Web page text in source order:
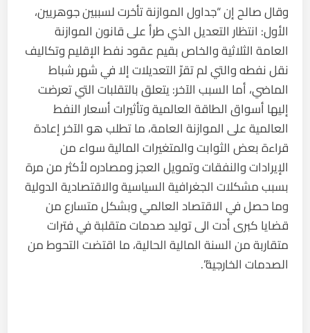
وقال صالح إن “جداول الموازنة تأخرت لسببين جوهريين،
الأول: انتظار التعديل الذي طرأ على قانون الموازنة
العامة الثلاثية والخاص بقيم عقود نفط الإقليم وتكاليف
نقل نفطه والتي لم تقرّ التعديلات إلا في شهر شباط
الماضي، أما السبب الآخر: يتعلق بالتقلبات التي تعرضت
إليها أسواق الطاقة العالمية وتأثيرات أسعار النفط
العالمية على الموازنة العامة، ما تطلب هو الآخر إعادة
قراءة بعض الثوابت والمتغيرات المالية سواء من
الإيرادات والنفقات وتمويل العجز ومصادره لأكثر من مرة
بسبب مشكلات الجغرافية السياسية والاقتصادية الدولية
وما حصل في الاقتصاد العالمي وبشكل متسارع من
قضايا كبرى أدت الى توليد صدمات متقلبة في فترات
متقاربة من السنة المالية الحالية، ما اقتضت التحوط من
الصدمات الخارجية”.